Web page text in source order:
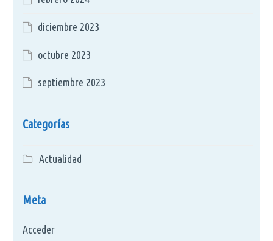
diciembre 2023
octubre 2023
septiembre 2023
Categorías
Actualidad
Meta
Acceder